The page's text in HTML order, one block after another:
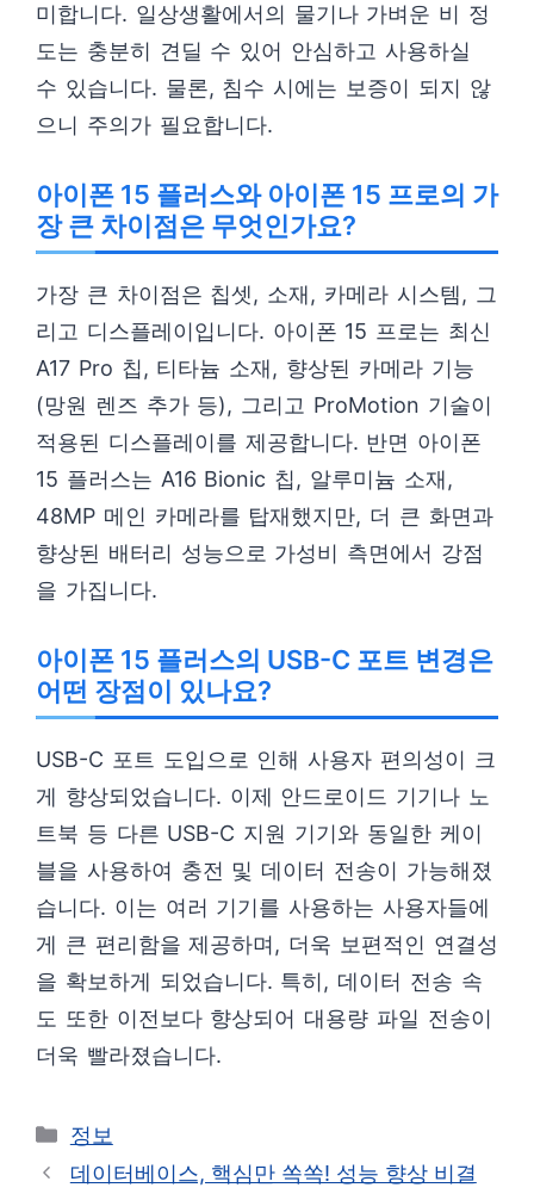
미합니다. 일상생활에서의 물기나 가벼운 비 정
도는 충분히 견딜 수 있어 안심하고 사용하실
수 있습니다. 물론, 침수 시에는 보증이 되지 않
으니 주의가 필요합니다.
아이폰 15 플러스와 아이폰 15 프로의 가
장 큰 차이점은 무엇인가요?
가장 큰 차이점은 칩셋, 소재, 카메라 시스템, 그
리고 디스플레이입니다. 아이폰 15 프로는 최신
A17 Pro 칩, 티타늄 소재, 향상된 카메라 기능
(망원 렌즈 추가 등), 그리고 ProMotion 기술이
적용된 디스플레이를 제공합니다. 반면 아이폰
15 플러스는 A16 Bionic 칩, 알루미늄 소재,
48MP 메인 카메라를 탑재했지만, 더 큰 화면과
향상된 배터리 성능으로 가성비 측면에서 강점
을 가집니다.
아이폰 15 플러스의 USB-C 포트 변경은
어떤 장점이 있나요?
USB-C 포트 도입으로 인해 사용자 편의성이 크
게 향상되었습니다. 이제 안드로이드 기기나 노
트북 등 다른 USB-C 지원 기기와 동일한 케이
블을 사용하여 충전 및 데이터 전송이 가능해졌
습니다. 이는 여러 기기를 사용하는 사용자들에
게 큰 편리함을 제공하며, 더욱 보편적인 연결성
을 확보하게 되었습니다. 특히, 데이터 전송 속
도 또한 이전보다 향상되어 대용량 파일 전송이
더욱 빨라졌습니다.
카
테
정보
데이터베이스, 핵심만 쏙쏙! 성능 향상 비결